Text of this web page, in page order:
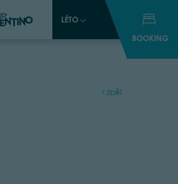
LÉTO
BOOKING
LÉTO
BOOKING
zpět